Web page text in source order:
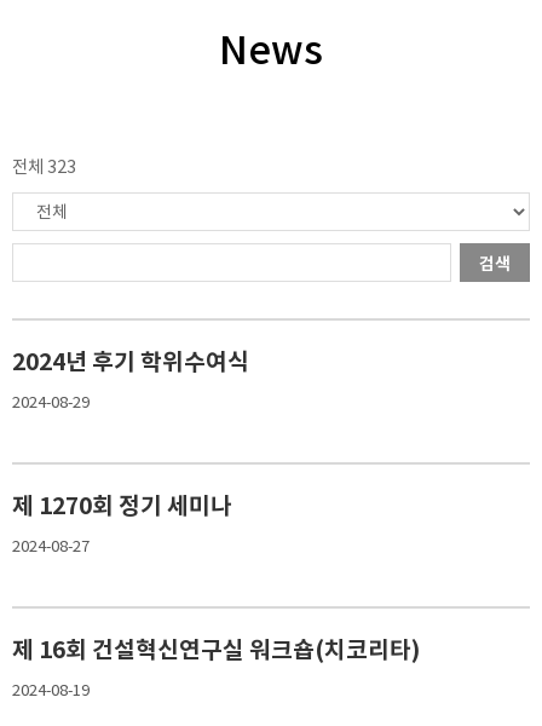
News
전체 323
검색
2024년 후기 학위수여식
2024-08-29
제 1270회 정기 세미나
2024-08-27
제 16회 건설혁신연구실 워크숍(치코리타)
2024-08-19